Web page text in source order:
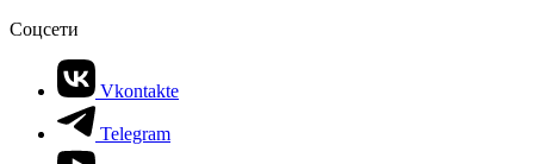
Соцсети
Vkontakte
Telegram